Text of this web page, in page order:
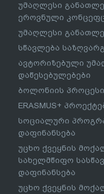
უმაღლესი
ეროვნული
უმაღლესი
სწავლება
ავტორიზებული
დაწესებულებები
ბოლონიის პროცესი
ERASMUS+
სოციალური
დაფინანსება
უცხო ქვეყნის
სახელმწიფო
დაფინანსება
უცხო ქვეყნის